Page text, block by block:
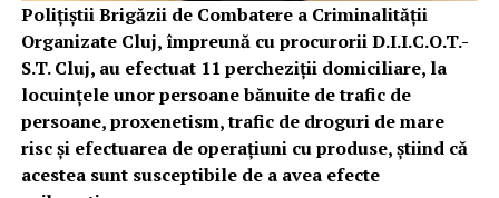
Polițiștii Brigăzii de Combatere a Criminalității
Organizate Cluj, împreună cu procurorii D.I.I.C.O.T.-
S.T. Cluj, au efectuat 11 percheziții domiciliare, la
locuințele unor persoane bănuite de trafic de
persoane, proxenetism, trafic de droguri de mare
risc și efectuarea de operațiuni cu produse, știind că
acestea sunt susceptibile de a avea efecte